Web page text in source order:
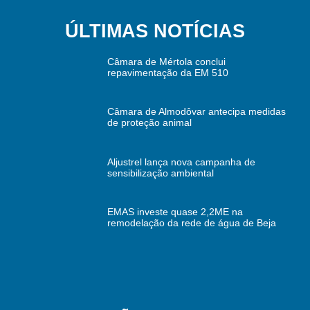
ÚLTIMAS NOTÍCIAS
Câmara de Mértola conclui
repavimentação da EM 510
Câmara de Almodôvar antecipa medidas
de proteção animal
Aljustrel lança nova campanha de
sensibilização ambiental
EMAS investe quase 2,2ME na
remodelação da rede de água de Beja